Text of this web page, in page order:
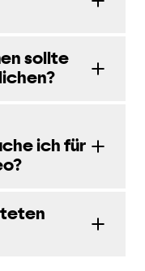
sollte
ich für